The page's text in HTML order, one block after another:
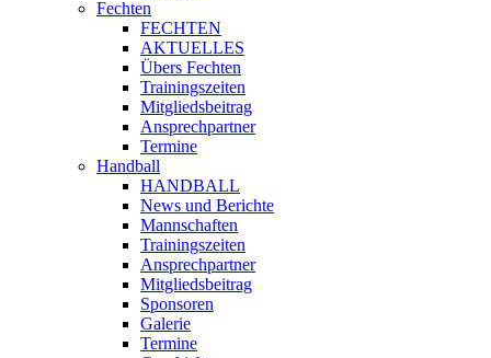
Fechten
FECHTEN
AKTUELLES
Übers Fechten
Trainingszeiten
Mitgliedsbeitrag
Ansprechpartner
Termine
Handball
HANDBALL
News und Berichte
Mannschaften
Trainingszeiten
Ansprechpartner
Mitgliedsbeitrag
Sponsoren
Galerie
Termine